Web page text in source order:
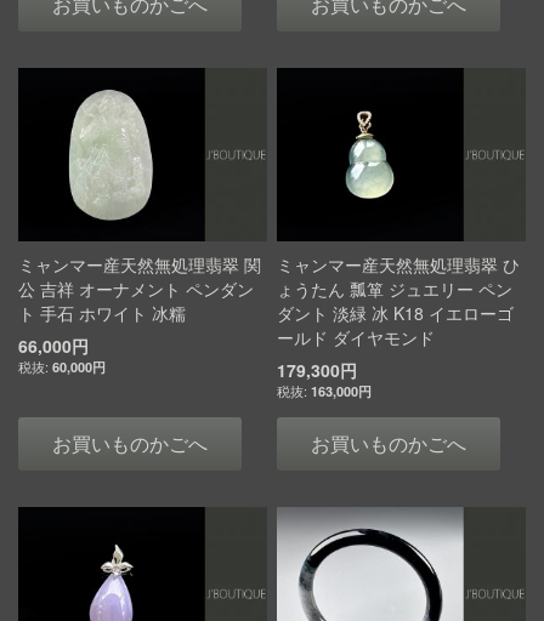
ミャンマー産天然無処理翡翠 関
公 吉祥 オーナメント ペンダン
ト 手石 ホワイト 冰糯
66,000円
60,000円
お買いものかごへ
ミャンマー産天然無処理翡翠 ひ
ょうたん 瓢箪 ジュエリー ペン
ダント 淡緑 冰 K18 イエローゴ
ールド ダイヤモンド
179,300円
163,000円
お買いものかごへ